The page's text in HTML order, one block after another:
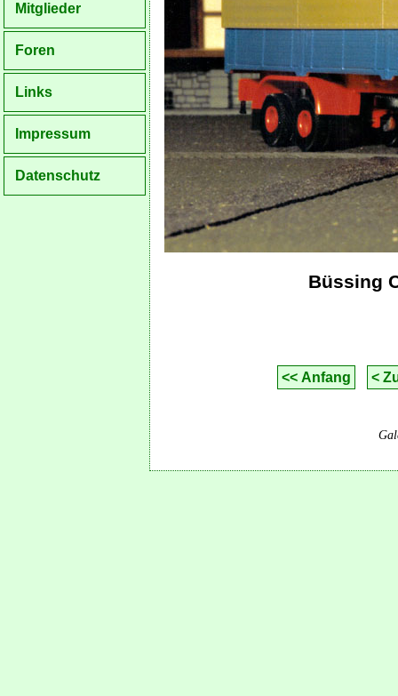
Mitglieder
Foren
Links
Impressum
Datenschutz
Büssing
<< Anfang <